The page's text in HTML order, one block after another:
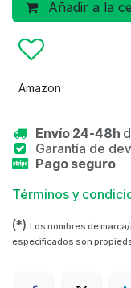
Añadir a la
Amazon
Envío 24-48h
Garantía de
Pago seguro
Términos y
(*) Los nombres de
especificados son